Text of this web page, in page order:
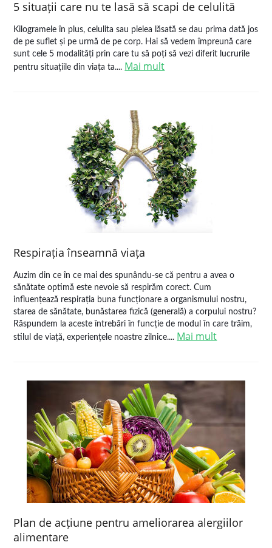
5 situații care nu te lasă să scapi de celulită
Kilogramele în plus, celulita sau pielea lăsată se dau prima dată jos
de pe suflet și pe urmă de pe corp. Hai să vedem împreună care
sunt cele 5 modalități prin care tu să poți să vezi diferit lucrurile
pentru situațiile din viața ta.... Mai mult
Respirația înseamnă viața
Auzim din ce în ce mai des spunându-se că pentru a avea o
sănătate optimă este nevoie să respirăm corect. Cum
influențează respirația buna funcționare a organismului nostru,
starea de sănătate, bunăstarea fizică (generală) a corpului nostru?
Răspundem la aceste întrebări în funcție de modul în care trăim,
stilul de viață, experiențele noastre zilnice.... Mai mult
Plan de acțiune pentru ameliorarea alergiilor
alimentare